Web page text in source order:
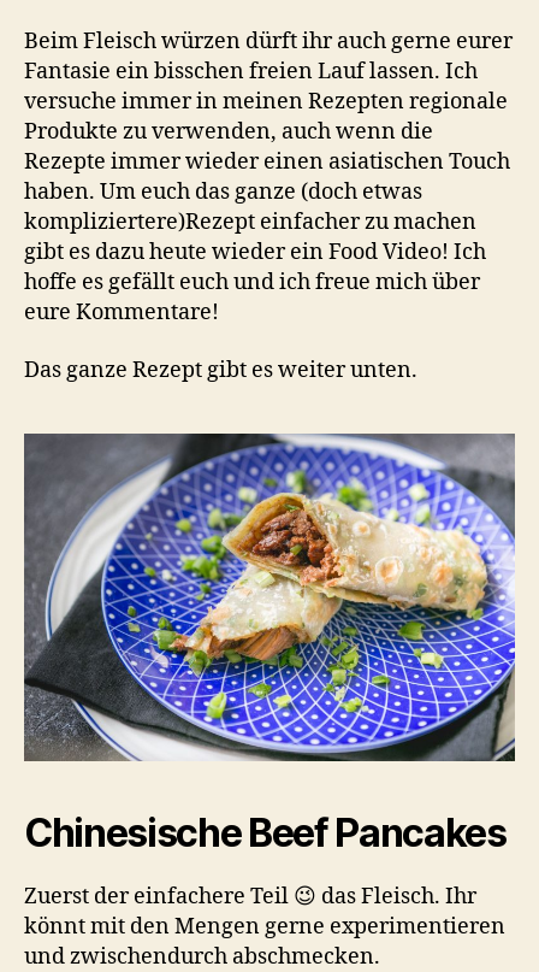
Beim Fleisch würzen dürft ihr auch gerne eurer
Fantasie ein bisschen freien Lauf lassen. Ich
versuche immer in meinen Rezepten regionale
Produkte zu verwenden, auch wenn die
Rezepte immer wieder einen asiatischen Touch
haben. Um euch das ganze (doch etwas
kompliziertere)Rezept einfacher zu machen
gibt es dazu heute wieder ein Food Video! Ich
hoffe es gefällt euch und ich freue mich über
eure Kommentare!
Das ganze Rezept gibt es weiter unten.
Chinesische Beef Pancakes
Zuerst der einfachere Teil 😉 das Fleisch. Ihr
könnt mit den Mengen gerne experimentieren
und zwischendurch abschmecken.